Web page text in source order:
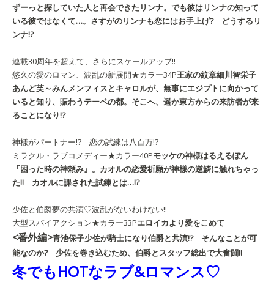
ずーっと探していた人と再会できたリンナ。でも彼はリンナの知って
いる彼ではなくて…。さすがのリンナも恋にはお手上げ? どうするリ
ンナ!?
連載30周年を超えて、さらにスケールアップ!!
悠久の愛のロマン、波乱の新展開★カラー34P王家の紋章細川智栄子
あんど芙～みんメンフィスとキャロルが、無事にエジプトに向かって
いると知り、賑わうテーベの都。そこへ、遥か東方からの来訪者が来
ることになり!?
神様がパートナー!? 恋の試練は八百万!?
ミラクル・ラブコメディー★カラー40Pモッケの神様はるえるぽん
『困った時の神頼み』。カオルの恋愛祈願が神様の逆鱗に触れちゃっ
た!! カオルに課された試練とは…!?
少佐と伯爵夢の共演♡波乱がないわけない!!
大型スパイアクション★カラー33Pエロイカより愛をこめて
<番外編>青池保子少佐が騎士になり伯爵と共演!? そんなことが可
能なのか? 少佐を巻き込むため、伯爵とスタッフ総出で大奮闘!!
冬でもHOTなラブ&ロマンス♡